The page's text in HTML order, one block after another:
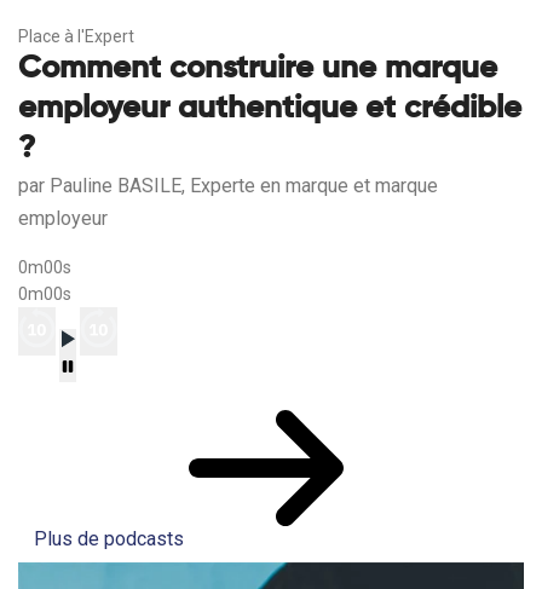
Place à l'Expert
Comment construire une marque
employeur authentique et crédible
?
par Pauline BASILE, Experte en marque et marque
employeur
0m00s
0m00s
Plus de podcasts